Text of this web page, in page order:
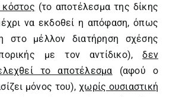
κόστος (το αποτέλεσμα της δίκης
να εκδοθεί η απόφαση, όπως
στο μέλλον διατήρηση σχέσης
με τον αντίδικο),δεν
το αποτέλεσμα (αφού ο
μόνος του),χωρίς ουσιαστική